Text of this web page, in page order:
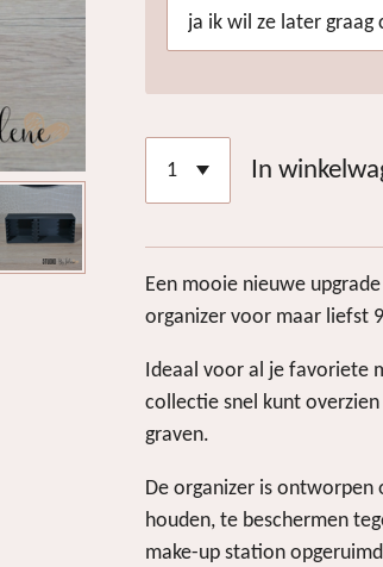
In
Een mooie nieuwe
organizer voor maar liefst
Ideaal voor al je favoriete
collectie snel kunt
graven.
De organizer is ontworpen
houden, te beschermen
make-up station